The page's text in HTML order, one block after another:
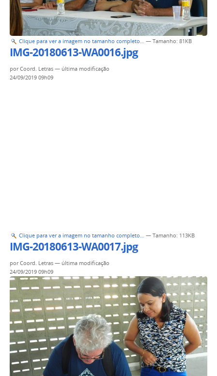
Clique para ver a imagem no tamanho completo… — Tamanho: 81KB
IMG-20180613-WA0016.jpg
porCoord. Letras — última modificação
24/09/2019 09h09
Clique para ver a imagem no tamanho completo… — Tamanho: 113KB
IMG-20180613-WA0017.jpg
porCoord. Letras — última modificação
24/09/2019 09h09